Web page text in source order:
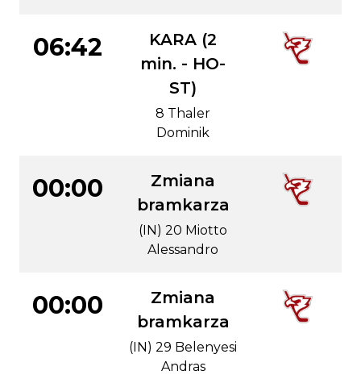
06:42
KARA (2
min. - HO-
ST)
8 Thaler
Dominik
00:00
Zmiana
bramkarza
(IN) 20 Miotto
Alessandro
00:00
Zmiana
bramkarza
(IN) 29 Belenyesi
Andras